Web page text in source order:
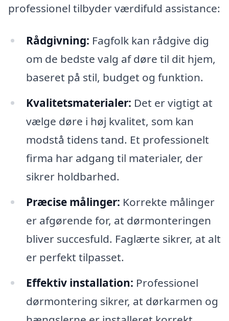
professionel tilbyder værdifuld assistance:
Rådgivning: Fagfolk kan rådgive dig
om de bedste valg af døre til dit hjem,
baseret på stil, budget og funktion.
Kvalitetsmaterialer: Det er vigtigt at
vælge døre i høj kvalitet, som kan
modstå tidens tand. Et professionelt
firma har adgang til materialer, der
sikrer holdbarhed.
Præcise målinger: Korrekte målinger
er afgørende for, at dørmonteringen
bliver succesfuld. Faglærte sikrer, at alt
er perfekt tilpasset.
Effektiv installation: Professionel
dørmontering sikrer, at dørkarmen og